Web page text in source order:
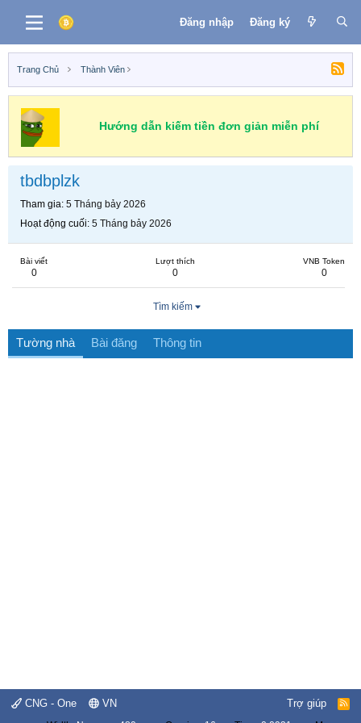
Đăng nhập Đăng ký
Trang Chủ Thành Viên
Hướng dẫn kiếm tiền đơn giản miễn phí
tbdbplzk
Tham gia 5 Tháng bảy 2026
Hoạt động cuối 5 Tháng bảy 2026
Bài viết
0
Lượt thích
0
VNB Token
0
Tìm kiếm
Tường nhà Bài đăng Thông tin
CNG - One VN Trợ giúp
R